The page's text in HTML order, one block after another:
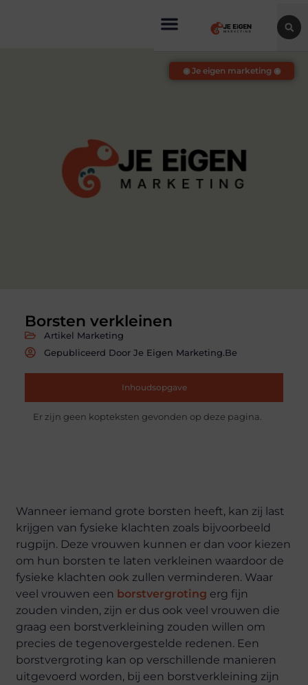
Borsten verkleinen
Artikel Marketing
Gepubliceerd Door Je Eigen Marketing.be
Inhoudsopgave
Er zijn geen kopteksten gevonden op deze pagina.
◉ Je eigen marketing ◉
Wanneer iemand grote borsten heeft, kan zij last
krijgen van fysieke klachten zoals bijvoorbeeld
rugpijn. Deze vrouwen kunnen er dan voor kiezen
om hun borsten te laten verkleinen waardoor de
fysieke klachten ook zullen verminderen. Waar
veel vrouwen een borstvergroting erg fijn
zouden vinden, zijn er dus ook veel vrouwen die
graag een borstverkleining zouden willen om
precies de tegenovergestelde redenen. Een
borstvergroting kan op verschillende manieren
uitgevoerd worden, bij een borstverkleining zijn